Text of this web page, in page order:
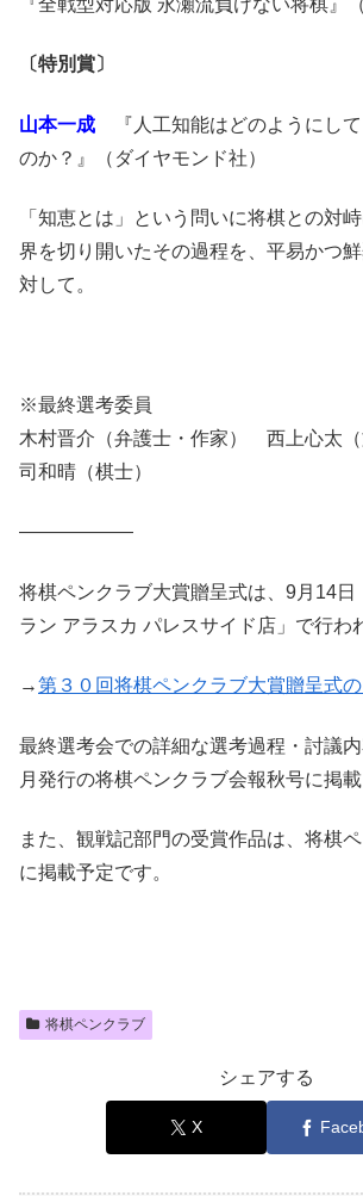
『全戦型対応版 永瀬流負けない将棋』
〔特別賞〕
山本一成
『人工知能はどのようにし
のか？』（ダイヤモンド社）
「知恵とは」という問いに将棋との対
界を切り開いたその過程を、平易かつ
対して。
※最終選考委員
木村晋介（弁護士・作家） 西上心太
司和晴（棋士）
——————
将棋ペンクラブ大賞贈呈式は、9月14日
ラン アラスカ パレスサイド店」で行わ
→第３０回将棋ペンクラブ大賞贈呈式
最終選考会での詳細な選考過程・討議
月発行の将棋ペンクラブ会報秋号に掲載
また、観戦記部門の受賞作品は、将棋
に掲載予定です。
将棋ペンクラブ
シェアする
X